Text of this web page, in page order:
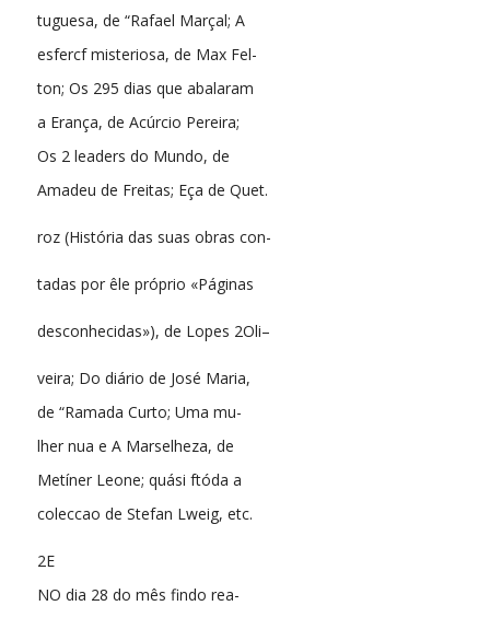
tuguesa, de “Rafael Marçal; A
esfercf misteriosa, de Max Fel-
ton; Os 295 dias que abalaram
a Erança, de Acúrcio Pereira;
Os 2 leaders do Mundo, de
Amadeu de Freitas; Eça de Quet.
roz (História das suas obras con-
tadas por êle próprio «Páginas
desconhecidas»), de Lopes 2Oli–
veira; Do diário de José Maria,
de “Ramada Curto; Uma mu-
lher nua e A Marselheza, de
Metíner Leone; quási ftóda a
coleccao de Stefan Lweig, etc.
2E
NO dia 28 do mês findo rea-